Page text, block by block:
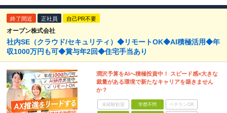
終了間近 正社員 自己PR不要
オープン株式会社
社内SE（クラウド/セキュリティ）◆リモートOK◆AI積極活用◆年
収1000万円も可◆賞与年2回◆住宅手当あり
潤沢予算をAIへ積極投資中！ スピード感×大きな
裁量がある環境で新たなキャリアを築きません
か？
未経験歓迎 学歴不問 ベテランOK